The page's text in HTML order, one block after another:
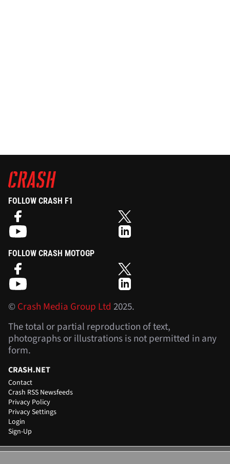
FOLLOW CRASH F1
FOLLOW CRASH MOTOGP
©Crash Media Group Ltd 2025.
The total or partial reproduction of text,
photographs or illustrations is not permitted in any
form.
CRASH.NET
Contact
Crash RSS Newsfeeds
Privacy Policy
Privacy Settings
Login
Sign-Up